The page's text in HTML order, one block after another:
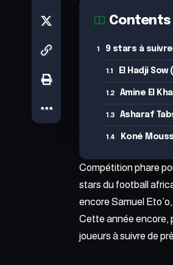
Contents
9 stars à suivre
El Hadji Sow
Amine El
Asharaf
Koné
Compétition phare
stars du football
encore Samuel
Cette année encore,
joueurs à suivre de